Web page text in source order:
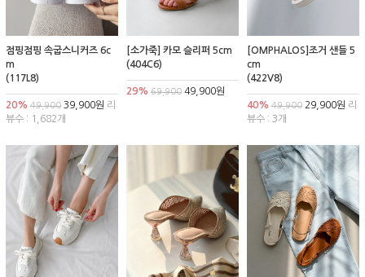
점핑점핑 속굽스니커즈 6c
m
(117L8)
20% 49,900 39,900원 리
뷰수 : 1,682개
[소가죽] 카모 슬리퍼 5cm
(404C6)
29% 69,90049,900원
[OMPHALOS]조거 샌들 5
cm
(422V8)
40% 49,90029,900원 리
뷰수 : 3개